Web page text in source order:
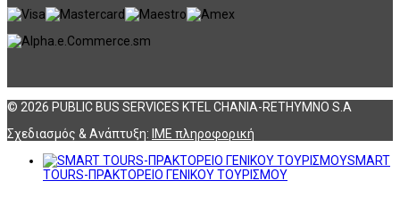
© 2026 PUBLIC BUS SERVICES KTEL CHANIA-RETHYMNO S.A
Σχεδιασμός & Ανάπτυξη: ΙΜΕ πληροφορική
SMART
TOURS-ΠΡΑΚΤΟΡΕΙΟ ΓΕΝΙΚΟΥ ΤΟΥΡΙΣΜΟΥ